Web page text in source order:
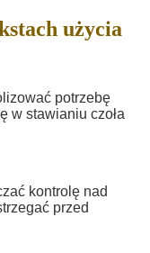
użycia
potrzebę
w stawianiu czoła
kontrolę nad
przed